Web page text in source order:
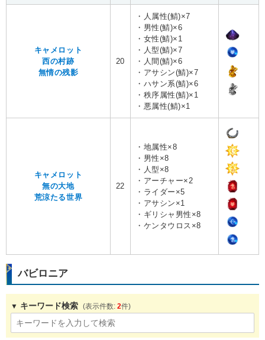
キャメロット
西の村跡
無情の残影
20
・人属性(鯖)×7
・男性(鯖)×6
・女性(鯖)×1
・人型(鯖)×7
・人間(鯖)×6
・アサシン(鯖)×7
・ハサン系(鯖)×6
・秩序属性(鯖)×1
・悪属性(鯖)×1
キャメロット
無の大地
荒涼たる世界
22
・地属性×8
・男性×8
・人型×8
・アーチャー×2
・ライダー×5
・アサシン×1
・ギリシャ男性×8
・ケンタウロス×8
バビロニア
キーワード検索 2